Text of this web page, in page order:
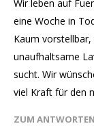
Wir leben auf
eine Woche in
Kaum
unaufhaltsame
sucht. Wir
viel Kraft für den
ZUM